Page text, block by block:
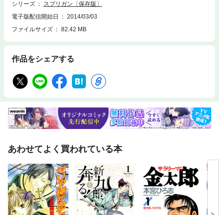
シリーズ
スプリガン〔保存版〕
電子版配信開始日
2014/03/03
ファイルサイズ
82.42 MB
作品をシェアする
あわせてよく買われている本